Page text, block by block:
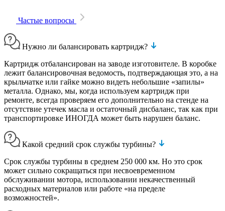
Частые вопросы
Нужно ли балансировать картридж?
Картридж отбалансирован на заводе изготовителе. В коробке
лежит балансировочная ведомость, подтверждающая это, а на
крыльчатке или гайке можно видеть небольшие «запилы»
металла. Однако, мы, когда используем картридж при
ремонте, всегда проверяем его дополнительно на стенде на
отсутствие утечек масла и остаточный дисбаланс, так как при
транспортировке ИНОГДА может быть нарушен баланс.
Какой средний срок службы турбины?
Срок службы турбины в среднем 250 000 км. Но это срок
может сильно сокращаться при несвоевременном
обслуживании мотора, использовании некачественный
расходных материалов или работе «на пределе
возможностей».